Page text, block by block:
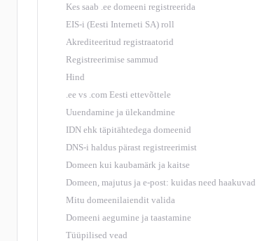
Kes saab .ee domeeni registreerida
EIS-i (Eesti Interneti SA) roll
Akrediteeritud registraatorid
Registreerimise sammud
Hind
.ee vs .com Eesti ettevõttele
Uuendamine ja ülekandmine
IDN ehk täpitähtedega domeenid
DNS-i haldus pärast registreerimist
Domeen kui kaubamärk ja kaitse
Domeen, majutus ja e-post: kuidas need haakuvad
Mitu domeenilaiendit valida
Domeeni aegumine ja taastamine
Tüüpilised vead